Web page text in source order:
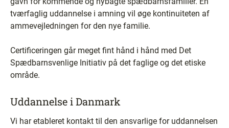
tværfaglig uddannelse i amning vil øge kontinuiteten af
ammevejledningen for den nye familie.
Certificeringen går meget fint hånd i hånd med Det
Spædbarnsvenlige Initiativ på det faglige og det etiske
område.
Uddannelse i Danmark
Vi har etableret kontakt til den ansvarlige for uddannelsen